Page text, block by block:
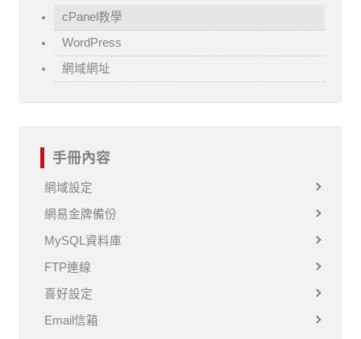
cPanel教學
WordPress
網域網址
手冊內容
網域設定
網易金牌備份
MySQL資料庫
FTP連線
喜好設定
Email信箱